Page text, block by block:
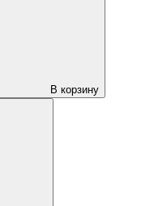
В корзину